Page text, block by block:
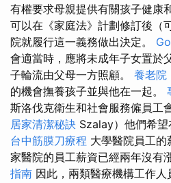
有權要求母親提供有關孩子健康
可以在《家庭法》計劃修訂後（
院就履行這一義務做出決定。
會適當時，應將未成年子女置於
子輪流由父母一方照顧。 養老院
的機會撫養孩子並與他在一起。
斯洛伐克衛生和社會服務僱員工
居家清潔秘訣 Szalay）他們希望
台中筋膜刀療程 大學醫院員工
家醫院的員工薪資已經兩年沒有
指南 因此，兩類醫療機構工作人